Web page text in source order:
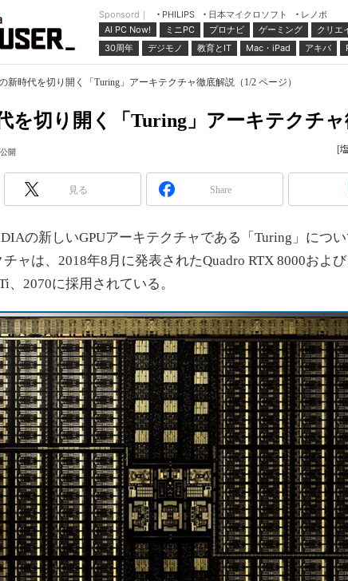
Sponsord｜ PHILIPS 日本マイクロソフト
レノボ
AI PC Now!
ミニPC プロナビ ゲーミング クリエ
30周年
デジモノ 教育とIT Mac・iPad アキバ
新時代を切り開く「Turing」アーキテクチャ徹底解説（1/2 ページ）
を切り開く「Turing」アーキテクチ
開 [
見る Share
の新しいGPUアーキテクチャである「Turing」につ
ャは、2018年8月に発表されたQuadro RTX 8000および
、2070に採用されている。